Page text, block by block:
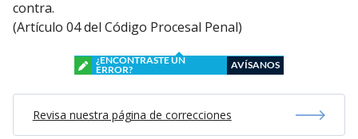
contra.
(Artículo 04 del Código Procesal Penal)
¿ENCONTRASTE UN
ERROR?
AVÍSANOS
Revisa nuestra página de correcciones